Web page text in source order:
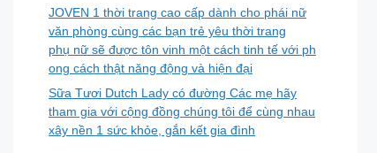
JOVEN 1 thời trang cao cấp dành cho phái nữ
văn phòng cùng các bạn trẻ yêu thời trang
phụ nữ sẽ được tôn vinh một cách tinh tế với ph
ong cách thật năng động và hiện đại
Sữa Tươi Dutch Lady có đường Các mẹ hãy
tham gia với cộng đồng chúng tôi để cùng nhau
xây nền 1 sức khỏe, gắn kết gia đình